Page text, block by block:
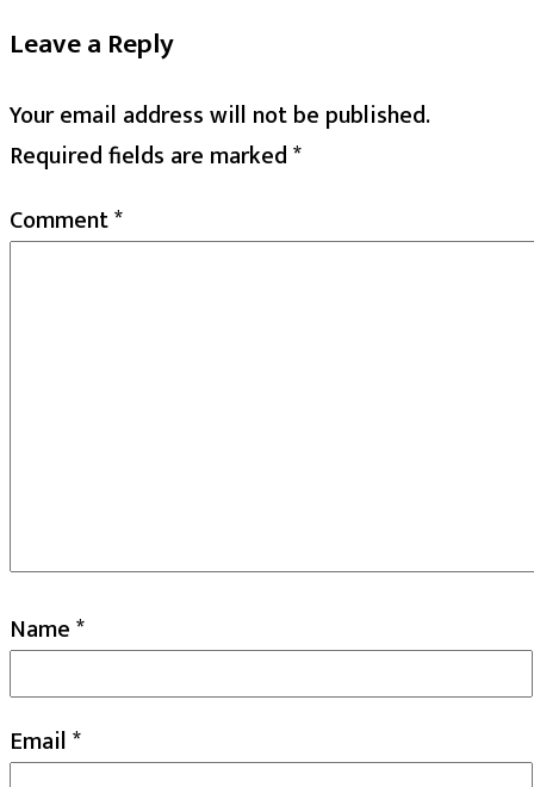
Leave a Reply
Your email address will not be published.
Required fields are marked*
Comment*
Name*
Email*